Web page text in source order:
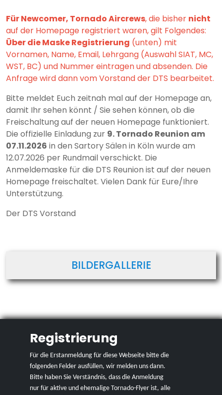
Für Newcomer, Tornado Aircrews, die bisher nicht
auf der Homepage registriert waren, gilt Folgendes:
Über die Maske Registrierung (unten) mit
Vornamen, Name, Email, Lehrgang (Auswahl SIAT, MC,
WST, BC) und Nummer eintragen und absenden. Die
Anfrage wird dann vom Vorstand der DTS bearbeitet.
Bitte meldet Euch zeitnah mal auf der Homepage an,
damit Ihr sehen könnt / Sie sehen können, ob die
Freischaltung auf der neuen Homepage funktioniert.
Die offizielle Einladung zur 9. Tornado Reunion am
07.11.2026 in den Sartory Sälen in Köln wurde am
12.07.2026 per Rundmail verschickt. Die
Anmeldemaske für die DTS Reunion ist auf der neuen
Homepage freischaltet. Vielen Dank für Eure/Ihre
Unterstützung.
Der DTS Vorstand
BILDERGALLERIE
Registrierung
Für die Erstanmeldung für diese Webseite bitte die
folgenden Felder ausfüllen, wir melden uns dann.
Bitte haben Sie Verständnis, dass die Anmeldung
nur für aktive und ehemalige Tornado-Flyer ist, alle